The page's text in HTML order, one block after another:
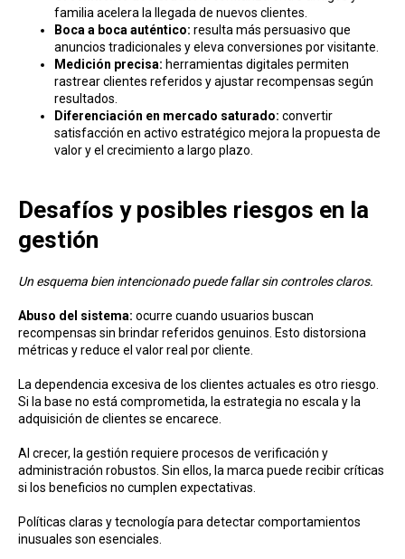
familia acelera la llegada de nuevos clientes.
Boca a boca auténtico: resulta más persuasivo que
anuncios tradicionales y eleva conversiones por visitante.
Medición precisa: herramientas digitales permiten
rastrear clientes referidos y ajustar recompensas según
resultados.
Diferenciación en mercado saturado: convertir
satisfacción en activo estratégico mejora la propuesta de
valor y el crecimiento a largo plazo.
Desafíos y posibles riesgos en la
gestión
Un esquema bien intencionado puede fallar sin controles claros.
Abuso del sistema: ocurre cuando usuarios buscan
recompensas sin brindar referidos genuinos. Esto distorsiona
métricas y reduce el valor real por cliente.
La dependencia excesiva de los clientes actuales es otro riesgo.
Si la base no está comprometida, la estrategia no escala y la
adquisición de clientes se encarece.
Al crecer, la gestión requiere procesos de verificación y
administración robustos. Sin ellos, la marca puede recibir críticas
si los beneficios no cumplen expectativas.
Políticas claras y tecnología para detectar comportamientos
inusuales son esenciales.